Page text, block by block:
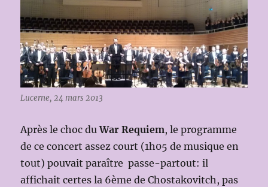
Lucerne, 24 mars 2013
Après le choc duWar Requiem, le programme
de ce concert assez court (1h05 de musique en
tout) pouvait paraître passe-partout: il
affichait certes la 6ème de Chostakovitch, pas